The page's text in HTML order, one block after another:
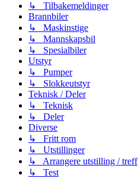
↳ Tilbakemeldinger
Brannbiler
↳ Maskinstige
↳ Mannskapsbil
↳ Spesialbiler
Utstyr
↳ Pumper
↳ Slokkeutstyr
Teknisk / Deler
↳ Teknisk
↳ Deler
Diverse
↳ Fritt rom
↳ Utstillinger
↳ Arrangere utstilling / treff
↳ Test